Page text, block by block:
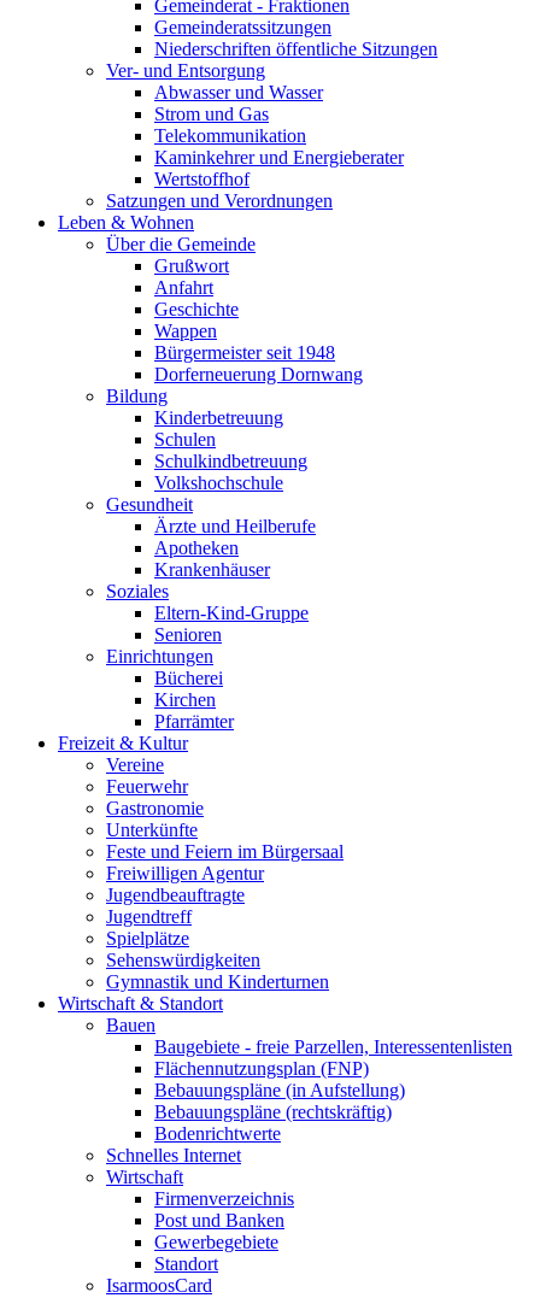
Gemeinderat - Fraktionen
Gemeinderatssitzungen
Niederschriften öffentliche Sitzungen
Ver- und Entsorgung
Abwasser und Wasser
Strom und Gas
Telekommunikation
Kaminkehrer und Energieberater
Wertstoffhof
Satzungen und Verordnungen
Leben & Wohnen
Über die Gemeinde
Grußwort
Anfahrt
Geschichte
Wappen
Bürgermeister seit 1948
Dorferneuerung Dornwang
Bildung
Kinderbetreuung
Schulen
Schulkindbetreuung
Volkshochschule
Gesundheit
Ärzte und Heilberufe
Apotheken
Krankenhäuser
Soziales
Eltern-Kind-Gruppe
Senioren
Einrichtungen
Bücherei
Kirchen
Pfarrämter
Freizeit & Kultur
Vereine
Feuerwehr
Gastronomie
Unterkünfte
Feste und Feiern im Bürgersaal
Freiwilligen Agentur
Jugendbeauftragte
Jugendtreff
Spielplätze
Sehenswürdigkeiten
Gymnastik und Kinderturnen
Wirtschaft & Standort
Bauen
Baugebiete - freie Parzellen, Interessentenlisten
Flächennutzungsplan (FNP)
Bebauungspläne (in Aufstellung)
Bebauungspläne (rechtskräftig)
Bodenrichtwerte
Schnelles Internet
Wirtschaft
Firmenverzeichnis
Post und Banken
Gewerbegebiete
Standort
IsarmoosCard